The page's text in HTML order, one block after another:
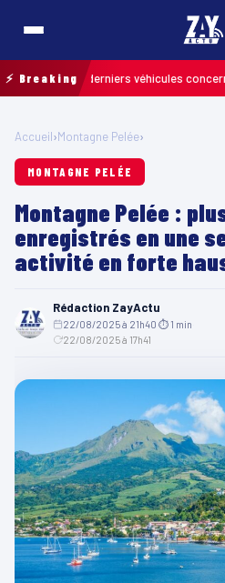
⚡ Breaking
les derniers véhicules concernés
Accueil›Montagne Pelée›
MONTAGNE PELÉE
Montagne Pelée :
enregistrés en une
activité en forte
Rédaction ZayActu
22/08/2025 à 21h40 ⏱ 1 min
22/08/2025 à 17h41